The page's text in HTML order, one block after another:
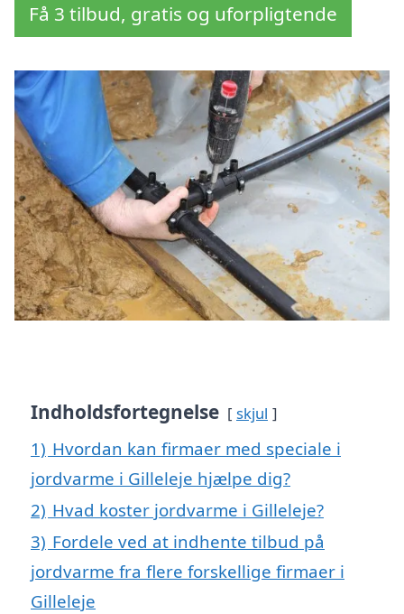
Få 3 tilbud, gratis og uforpligtende
Indholdsfortegnelse skjul
1) Hvordan kan firmaer med speciale i
jordvarme i Gilleleje hjælpe dig?
2) Hvad koster jordvarme i Gilleleje?
3) Fordele ved at indhente tilbud på
jordvarme fra flere forskellige firmaer i
Gilleleje